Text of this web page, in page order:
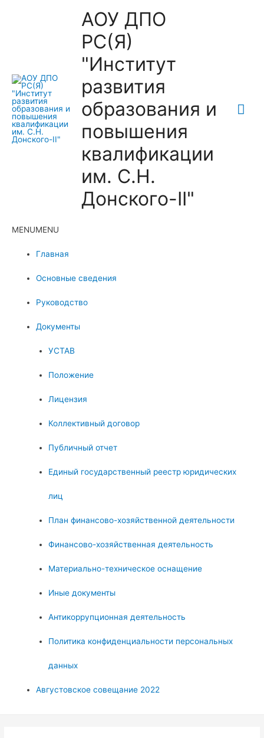
АОУ ДПО
РС(Я)
"Институт
развития
образования и
повышения
квалификации
им. С.Н.
Донского-II"
MENUMENU
Главная
Основные сведения
Руководство
Документы
УСТАВ
Положение
Лицензия
Коллективный договор
Публичный отчет
Единый государственный реестр юридических
лиц
План финансово-хозяйственной деятельности
Финансово-хозяйственная деятельность
Материально-техническое оснащение
Иные документы
Антикоррупционная деятельность
Политика конфиденциальности персональных
данных
Августовское совещание 2022